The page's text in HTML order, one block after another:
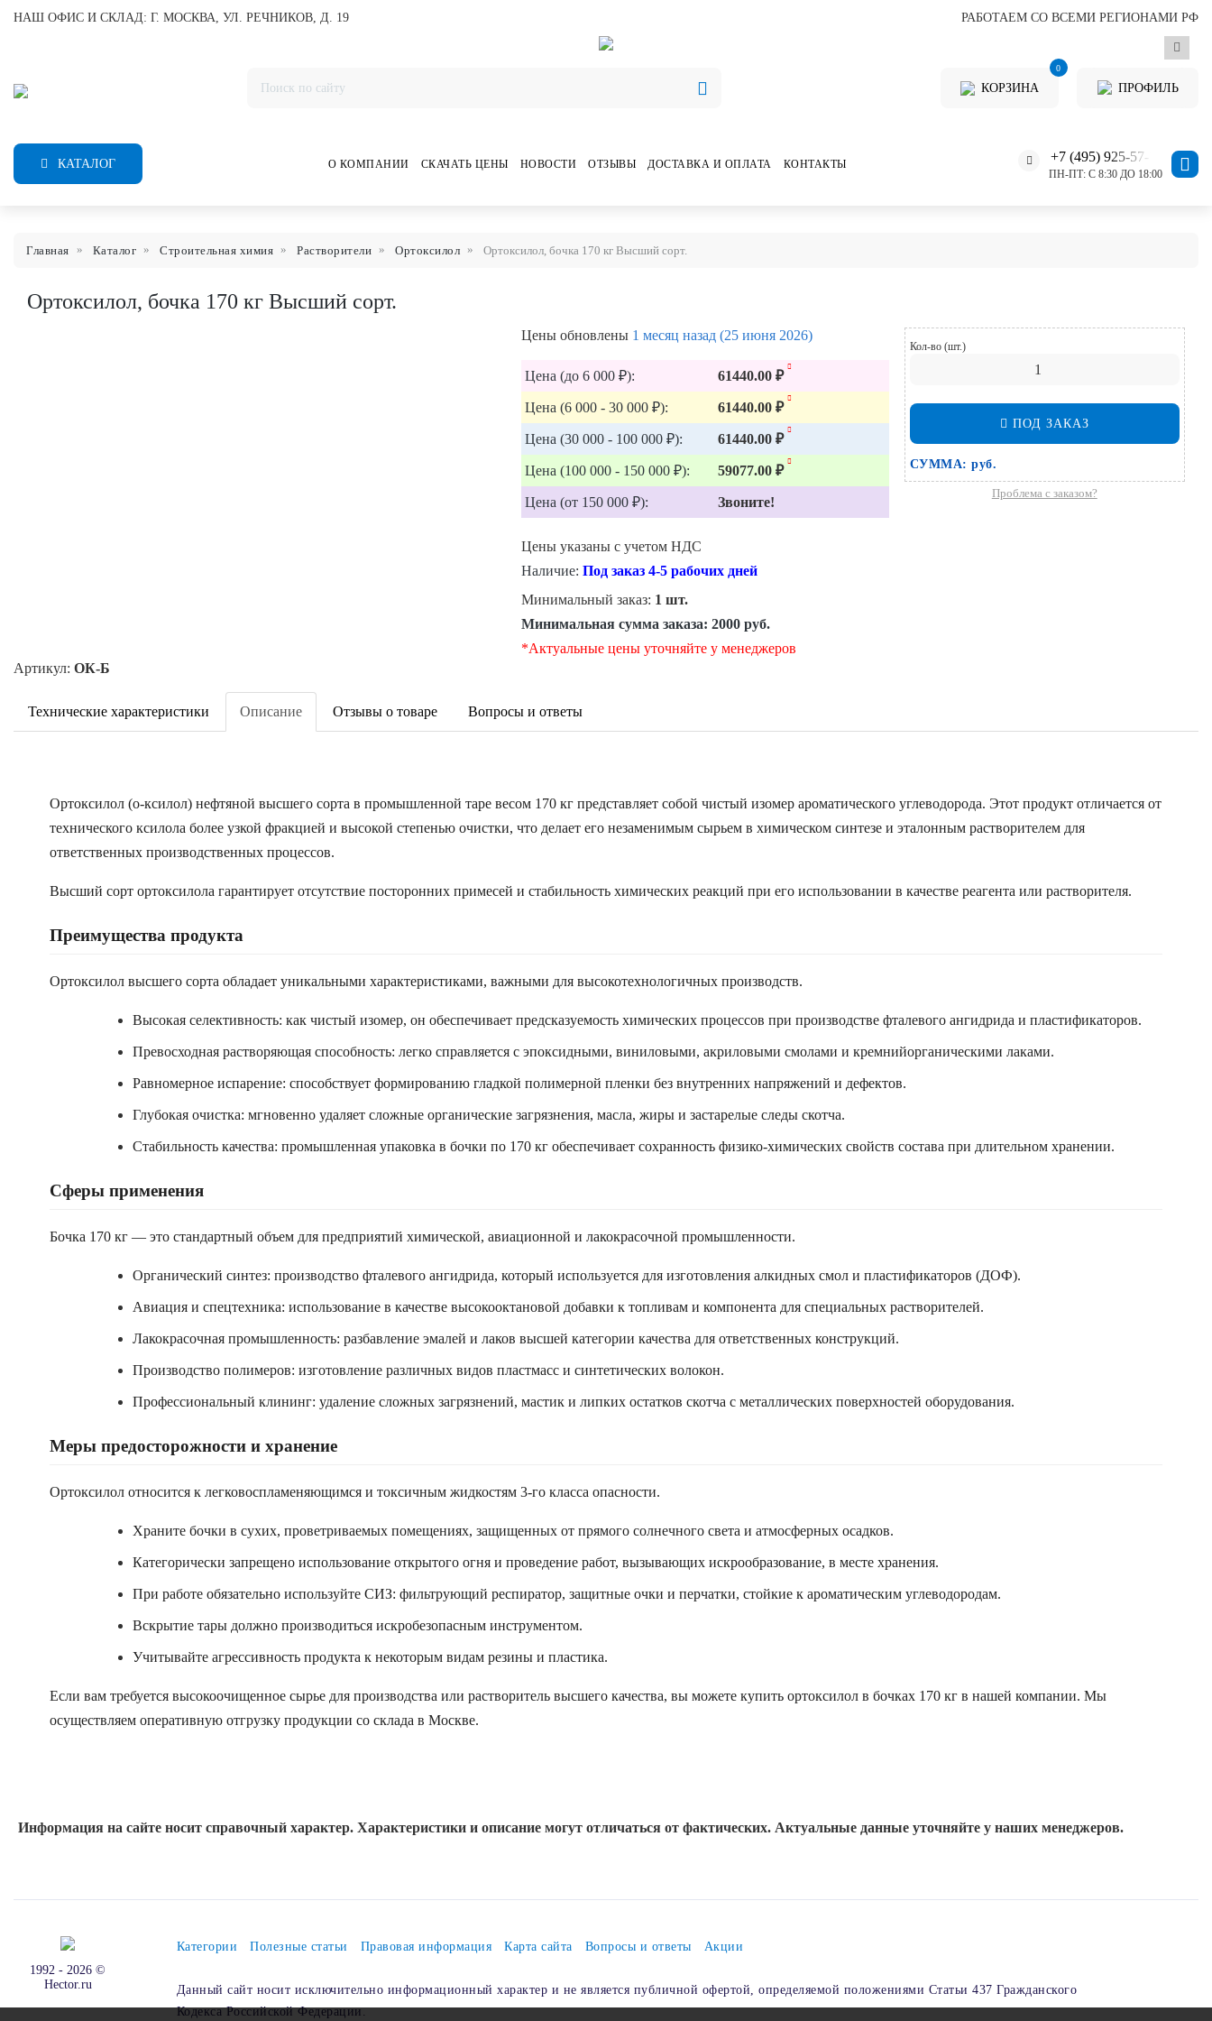
НАШ ОФИС И СКЛАД: Г. МОСКВА, УЛ. РЕЧНИКОВ, Д. 19 РАБОТАЕМ СО ВСЕМИ РЕГИОНАМИ РФ
КОРЗИНА
0
ПРОФИЛЬ
КАТАЛОГ О КОМПАНИИ СКАЧАТЬ ЦЕНЫ НОВОСТИ ОТЗЫВЫ ДОСТАВКА И ОПЛАТА КОНТАКТЫ +7 (495) 925-57-11
ПН-ПТ: С 8:30 ДО 18:00
Главная Каталог Строительная химия Растворители Ортоксилол Ортоксилол, бочка 170 кг Высший сорт.
Ортоксилол, бочка 170 кг Высший сорт.
Цены обновлены 1 месяц назад (25 июня 2026)
Цена (до 6 000 ₽): 61440.00 ₽
Цена (6 000 - 30 000 ₽): 61440.00 ₽
Цена (30 000 - 100 000 ₽): 61440.00 ₽
Цена (100 000 - 150 000 ₽): 59077.00 ₽
Цена (от 150 000 ₽): Звоните!
Цены указаны с учетом НДС
Наличие: Под заказ 4-5 рабочих дней
Минимальный заказ: 1 шт.
Минимальная сумма заказа: 2000 руб.
*Актуальные цены уточняйте у менеджеров
Кол-во (шт.)
ПОД ЗАКАЗ
СУММА: руб.
Проблема с заказом?
Артикул: ОК-Б
Технические характеристики Описание Отзывы о товаре Вопросы и ответы
Ортоксилол (о-ксилол) нефтяной высшего сорта в промышленной таре весом 170 кг представляет собой чистый изомер ароматического углеводорода. Этот продукт отличается от
технического ксилола более узкой фракцией и высокой степенью очистки, что делает его незаменимым сырьем в химическом синтезе и эталонным растворителем для
ответственных производственных процессов.
Высший сорт ортоксилола гарантирует отсутствие посторонних примесей и стабильность химических реакций при его использовании в качестве реагента или растворителя.
Преимущества продукта
Ортоксилол высшего сорта обладает уникальными характеристиками, важными для высокотехнологичных производств.
Высокая селективность: как чистый изомер, он обеспечивает предсказуемость химических процессов при производстве фталевого ангидрида и пластификаторов.
Превосходная растворяющая способность: легко справляется с эпоксидными, виниловыми, акриловыми смолами и кремнийорганическими лаками.
Равномерное испарение: способствует формированию гладкой полимерной пленки без внутренних напряжений и дефектов.
Глубокая очистка: мгновенно удаляет сложные органические загрязнения, масла, жиры и застарелые следы скотча.
Стабильность качества: промышленная упаковка в бочки по 170 кг обеспечивает сохранность физико-химических свойств состава при длительном хранении.
Сферы применения
Бочка 170 кг — это стандартный объем для предприятий химической, авиационной и лакокрасочной промышленности.
Органический синтез: производство фталевого ангидрида, который используется для изготовления алкидных смол и пластификаторов (ДОФ).
Авиация и спецтехника: использование в качестве высокооктановой добавки к топливам и компонента для специальных растворителей.
Лакокрасочная промышленность: разбавление эмалей и лаков высшей категории качества для ответственных конструкций.
Производство полимеров: изготовление различных видов пластмасс и синтетических волокон.
Профессиональный клининг: удаление сложных загрязнений, мастик и липких остатков скотча с металлических поверхностей оборудования.
Меры предосторожности и хранение
Ортоксилол относится к легковоспламеняющимся и токсичным жидкостям 3-го класса опасности.
Храните бочки в сухих, проветриваемых помещениях, защищенных от прямого солнечного света и атмосферных осадков.
Категорически запрещено использование открытого огня и проведение работ, вызывающих искрообразование, в месте хранения.
При работе обязательно используйте СИЗ: фильтрующий респиратор, защитные очки и перчатки, стойкие к ароматическим углеводородам.
Вскрытие тары должно производиться искробезопасным инструментом.
Учитывайте агрессивность продукта к некоторым видам резины и пластика.
Если вам требуется высокоочищенное сырье для производства или растворитель высшего качества, вы можете купить ортоксилол в бочках 170 кг в нашей компании. Мы
осуществляем оперативную отгрузку продукции со склада в Москве.
Информация на сайте носит справочный характер. Характеристики и описание могут отличаться от фактических. Актуальные данные уточняйте у наших менеджеров.
1992 - 2026 ©
Hector.ru
Категории Полезные статьи Правовая информация Карта сайта Вопросы и ответы Акции
Данный сайт носит исключительно информационный характер и не является публичной офертой, определяемой положениями Статьи 437 Гражданского
Кодекса Российской Федерации.